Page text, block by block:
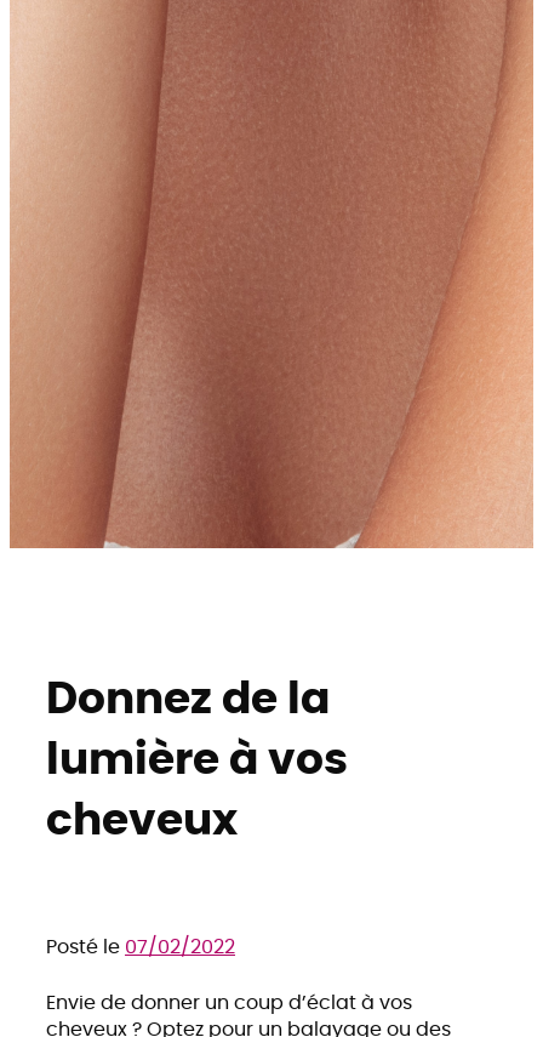
Donnez de la
lumière à vos
cheveux
Posté le 07/02/2022
Envie de donner un coup d’éclat à vos
cheveux ? Optez pour un balayage ou des